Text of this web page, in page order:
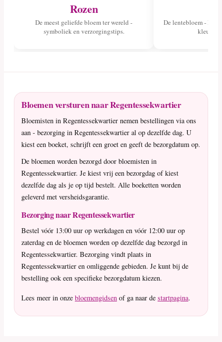
Rozen
De meest geliefde bloem ter wereld -
symboliek en verzorgingstips.
De lentebloem - lees
kleuren
Bloemen versturen naar Regentessekwartier
Bloemisten in Regentessekwartier nemen bestellingen via ons
aan - bezorging in Regentessekwartier al op dezelfde dag. U
kiest een boeket, schrijft een groet en geeft de bezorgdatum op.
De bloemen worden bezorgd door bloemisten in
Regentessekwartier. Je kiest vrij een bezorgdag of kiest
dezelfde dag als je op tijd bestelt. Alle boeketten worden
geleverd met versheidsgarantie.
Bezorging naar Regentessekwartier
Bestel vóór 13:00 uur op werkdagen en vóór 12:00 uur op
zaterdag en de bloemen worden op dezelfde dag bezorgd in
Regentessekwartier. Bezorging vindt plaats in
Regentessekwartier en omliggende gebieden. Je kunt bij de
bestelling ook een specifieke bezorgdatum kiezen.
Lees meer in onze bloemengidsen of ga naar de startpagina.